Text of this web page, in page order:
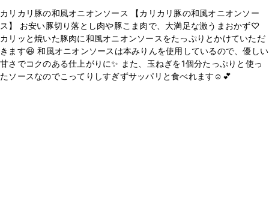
カリカリ豚の和風オニオンソース 【カリカリ豚の和風オニオンソー
ス】 お安い豚切り落とし肉や豚こま肉で、大満足な激うまおかず♡
カリッと焼いた豚肉に和風オニオンソースをたっぷりとかけていただ
きます😆 和風オニオンソースは本みりんを使用しているので、優しい
甘さでコクのある仕上がりに✨ また、玉ねぎを1個分たっぷりと使っ
たソースなのでこってりしすぎずサッパリと食べれます☺️💕